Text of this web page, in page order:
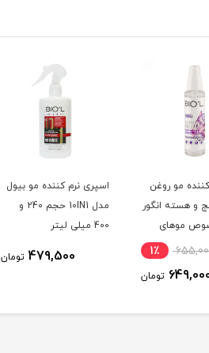
مو روغن
و هسته انگور
موهای
و آسیب دیده
1٪
تومان
اسپری نرم کننده مو بیول
مدل 10IN1 حجم 240 و
400 میلی لیتر
479,500 تومان